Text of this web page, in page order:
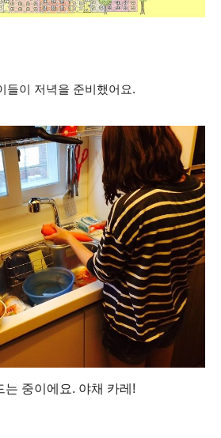
들이 저녁을 준비했어요.
는 중이에요. 야채 카레!